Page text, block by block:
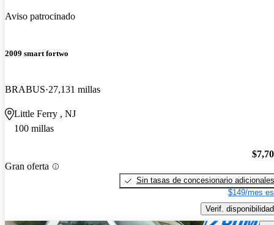
Aviso patrocinado
2009 smart fortwo
BRABUS 27,131 millas
Little Ferry , NJ
100 millas
Gran oferta
Sin tasas de concesionario adicionales
$149/mes
Verif. disponibilidad